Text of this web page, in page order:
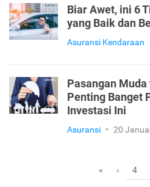
Biar Awet, ini 6
yang Baik dan
Asuransi Kendaraan
Pasangan
Penting Banget
Investasi Ini
Asuransi • 20
« ‹ 4